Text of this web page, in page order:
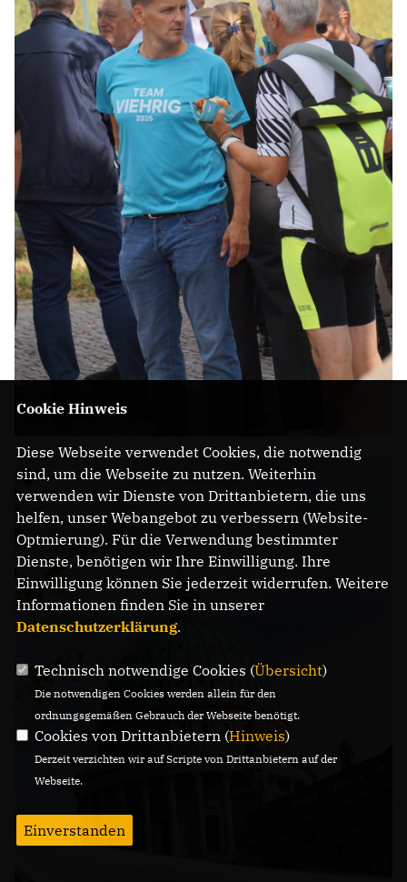
Cookie Hinweis
Diese Webseite verwendet Cookies, die notwendig
sind, um die Webseite zu nutzen. Weiterhin
verwenden wir Dienste von Drittanbietern, die uns
helfen, unser Webangebot zu verbessern (Website-
Optmierung). Für die Verwendung bestimmter
Dienste, benötigen wir Ihre Einwilligung. Ihre
Einwilligung können Sie jederzeit widerrufen. Weitere
Informationen finden Sie in unserer
Datenschutzerklärung.
Technisch notwendige Cookies (Übersicht)
Die notwendigen Cookies werden allein für den
ordnungsgemäßen Gebrauch der Webseite benötigt.
Cookies von Drittanbietern (Hinweis)
Derzeit verzichten wir auf Scripte von Drittanbietern auf der
Webseite.
Einverstanden